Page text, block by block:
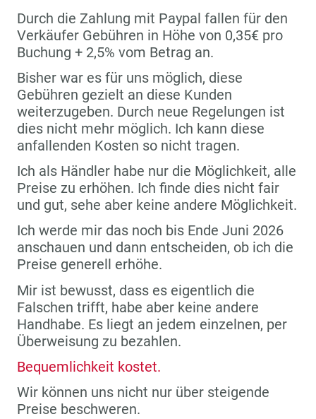
Durch die Zahlung mit Paypal fallen für den
Verkäufer Gebühren in Höhe von 0,35€ pro
Buchung + 2,5% vom Betrag an.
Bisher war es für uns möglich, diese
Gebühren gezielt an diese Kunden
weiterzugeben. Durch neue Regelungen ist
dies nicht mehr möglich. Ich kann diese
anfallenden Kosten so nicht tragen.
Ich als Händler habe nur die Möglichkeit, alle
Preise zu erhöhen. Ich finde dies nicht fair
und gut, sehe aber keine andere Möglichkeit.
Ich werde mir das noch bis Ende Juni 2026
anschauen und dann entscheiden, ob ich die
Preise generell erhöhe.
Mir ist bewusst, dass es eigentlich die
Falschen trifft, habe aber keine andere
Handhabe. Es liegt an jedem einzelnen, per
Überweisung zu bezahlen.
Bequemlichkeit kostet.
Wir können uns nicht nur über steigende
Preise beschweren.